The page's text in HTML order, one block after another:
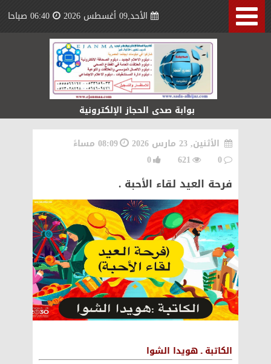
الأحد,09 أغسطس 2026 06:40 صباحا
بوابة صدى الحجاز الإلكترونية
الأثنين, 23 مارس 2026
08:09 مساءً
0
621
0
فرحة العيد لقاء الأحبة .
الكاتبة ـ هويدا الشوا